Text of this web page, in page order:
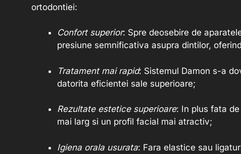
ortodontiei:
Confort superior: Spre deosebire de
presiune semnificativa asupra dintilor,
Tratament mai rapid: Sistemul Damon s-a
datorita eficientei sale superioare;
Rezultate estetice superioare: In plus fata
mai larg si un profil facial mai atractiv;
Igiena orala usurata: Fara elastice sau